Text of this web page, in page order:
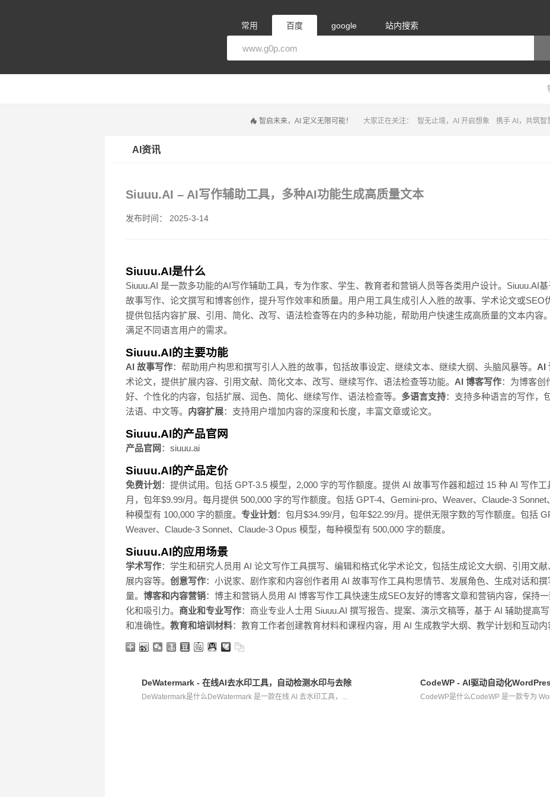
常用 百度 google 站内搜索
大家正在关注： 智无止境，AI 开启想象 携手 AI，共筑智
智启未来，AI 定义无限可能！
AI资讯
Siuuu.AI – AI写作辅助工具，多种AI功能生成高质量文本
发布时间： 2025-3-14
Siuuu.AI是什么
Siuuu.AI 是一款多功能的AI写作辅助工具，专为作家、学生、教育者和营销人员等各类用户设计。Siuuu.AI
故事写作、论文撰写和博客创作，提升写作效率和质量。用户用工具生成引人入胜的故事、学术论文或SEO
提供包括内容扩展、引用、简化、改写、语法检查等在内的多种功能，帮助用户快速生成高质量的文本内容
满足不同语言用户的需求。
Siuuu.AI的主要功能
AI 故事写作：帮助用户构思和撰写引人入胜的故事，包括故事设定、继续文本、继续大纲、头脑风暴等。 AI
术论文，提供扩展内容、引用文献、简化文本、改写、继续写作、语法检查等功能。 AI 博客写作：为博客创
好、个性化的内容，包括扩展、润色、简化、继续写作、语法检查等。 多语言支持：支持多种语言的写作，
法语、中文等。 内容扩展：支持用户增加内容的深度和长度，丰富文章或论文。
Siuuu.AI的产品官网
产品官网 ：siuuu.ai
Siuuu.AI的产品定价
免费计划 ：提供试用。包括 GPT-3.5 模型，2,000 字的写作额度。提供 AI 故事写作器和超过 15 种 AI 写作工
月，包年$9.99/月。每月提供 500,000 字的写作额度。包括 GPT-4、Gemini-pro、Weaver、Claude-3
种模型有 100,000 字的额度。 专业计划 ：包月$34.99/月，包年$22.99/月。提供无限字数的写作额度。包括
Weaver、Claude-3 Sonnet、Claude-3 Opus 模型，每种模型有 500,000 字的额度。
Siuuu.AI的应用场景
学术写作：学生和研究人员用 AI 论文写作工具撰写、编辑和格式化学术论文，包括生成论文大纲、引用文
展内容等。 创意写作：小说家、剧作家和内容创作者用 AI 故事写作工具构思情节、发展角色、生成对话和
量。 博客和内容营销：博主和营销人员用 AI 博客写作工具快速生成SEO友好的博客文章和营销内容，保持
化和吸引力。 商业和专业写作：商业专业人士用 Siuuu.AI 撰写报告、提案、演示文稿等，基于 AI 辅助提高
和准确性。 教育和培训材料：教育工作者创建教育材料和课程内容，用 AI 生成教学大纲、教学计划和互动内
DeWatermark - 在线AI去水印工具，自动检测水印与去除
DeWatermark是什么DeWatermark 是一款在线 AI 去水印工具，...
CodeWP - AI驱动自动化
CodeWP是什么CodeWP 是一款专为